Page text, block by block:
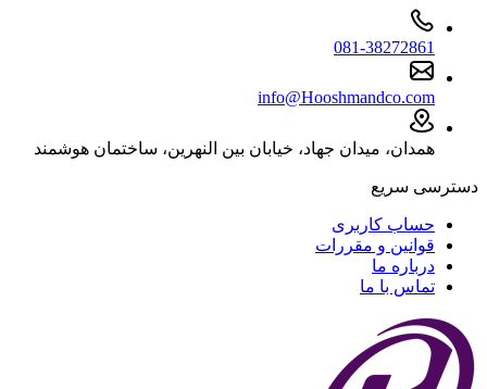
081-38272861
info@Hooshmandco.com
همدان، میدان جهاد، خیابان بین النهرین، ساختمان هوشمند
دسترسی سریع
حساب کاربری
قوانین و مقررات
درباره ما
تماس با ما